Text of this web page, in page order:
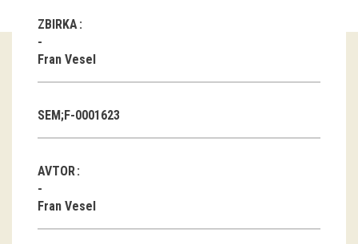
Virtualni sprehodi
Razstavni projekti
Napovednik
Arhiv razstav
Koledar dogodkov
Prireditve
ZBIRKA
Fran Vesel
SEM;F-0001623
AVTOR
Fran Vesel